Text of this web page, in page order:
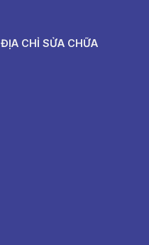
ĐỊA CHỈ SỬA CHỮA